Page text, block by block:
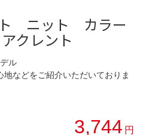
ト ニット カラー
クレント
ル
などをご紹介いただいておりま
3,744 円